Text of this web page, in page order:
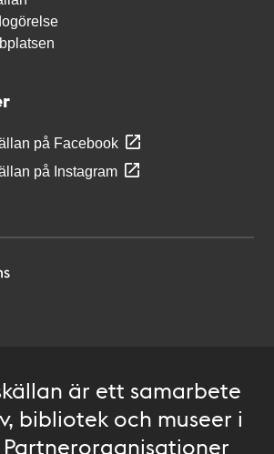
på Facebook
på Instagram
är ett samarbete
bibliotek och museer i